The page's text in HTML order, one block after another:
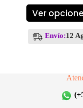
Ver
Este
pueden
en
Envío:12